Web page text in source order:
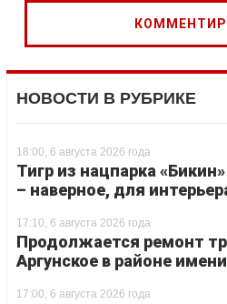
НОВОСТИ В РУБРИКЕ
18:00, 6 августа 2026 года
Тигр из нацпарка
– наверное, для
17:10, 6 августа 2026 года
Продолжается ремонт
Аргунское в районе
17:00, 6 августа 2026 года